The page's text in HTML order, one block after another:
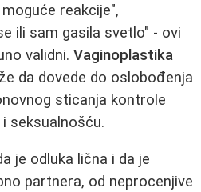
reakcije",
ili sam gasila svetlo" - ovi
validni. Vaginoplastika
da dovede do oslobođenja
sticanja kontrole
seksualnošću.
je odluka lična i da je
partnera, od neprocenjive